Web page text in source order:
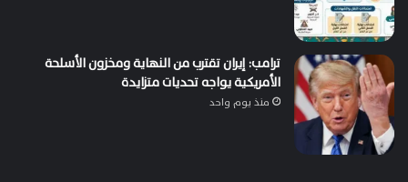
ترامب: إيران تقترب من النهاية ومخزون الأسلحة
الأمريكية يواجه تحديات متزايدة
منذ يوم واحد